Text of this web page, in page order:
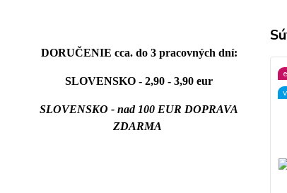
DORUČENIE cca. do 3 pracovných dní:
SLOVENSKO - 2,90 - 3,90 eur
SLOVENSKO - nad 100 EUR DOPRAVA
ZDARMA